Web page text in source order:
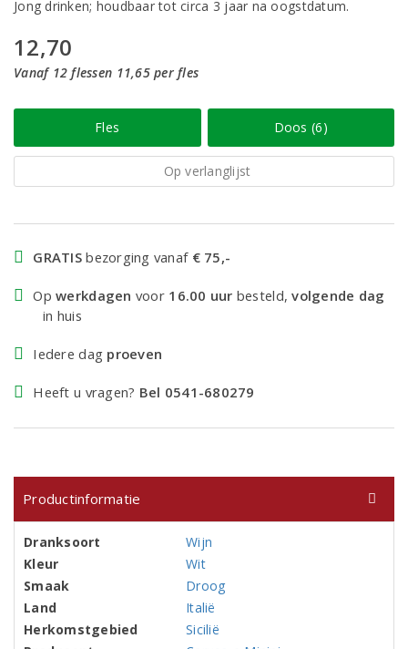
Jong drinken; houdbaar tot circa 3 jaar na oogstdatum.
12,70
Vanaf 12 flessen 11,65 per fles
Fles Doos (6)
Op verlanglijst
GRATIS bezorging vanaf € 75,-
Opwerkdagen voor 16.00 uur besteld,volgende dag
in huis
Iedere dag proeven
Heeft u vragen? Bel 0541-680279
Productinformatie
Dranksoort
Wijn
Kleur
Wit
Smaak
Droog
Land
Italië
Herkomstgebied
Sicilië